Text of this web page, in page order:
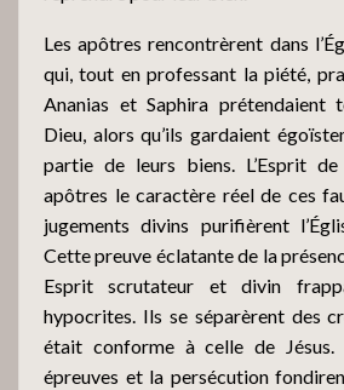
Les apôtres rencontrèrent dans
qui, tout en professant la piété,
Ananias et Saphira prétendaient
Dieu, alors qu’ils gardaient
partie de leurs biens. L’Esprit
apôtres le caractère réel de ces
jugements divins purifièrent
Cette preuve éclatante de la
Esprit scrutateur et divin
hypocrites. Ils se séparèrent des
était conforme à celle de Jésus.
épreuves et la persécution